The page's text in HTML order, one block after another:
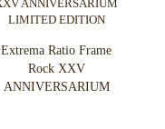
Extrema Ratio Frame
Rock XXV
ANNIVERSARIUM